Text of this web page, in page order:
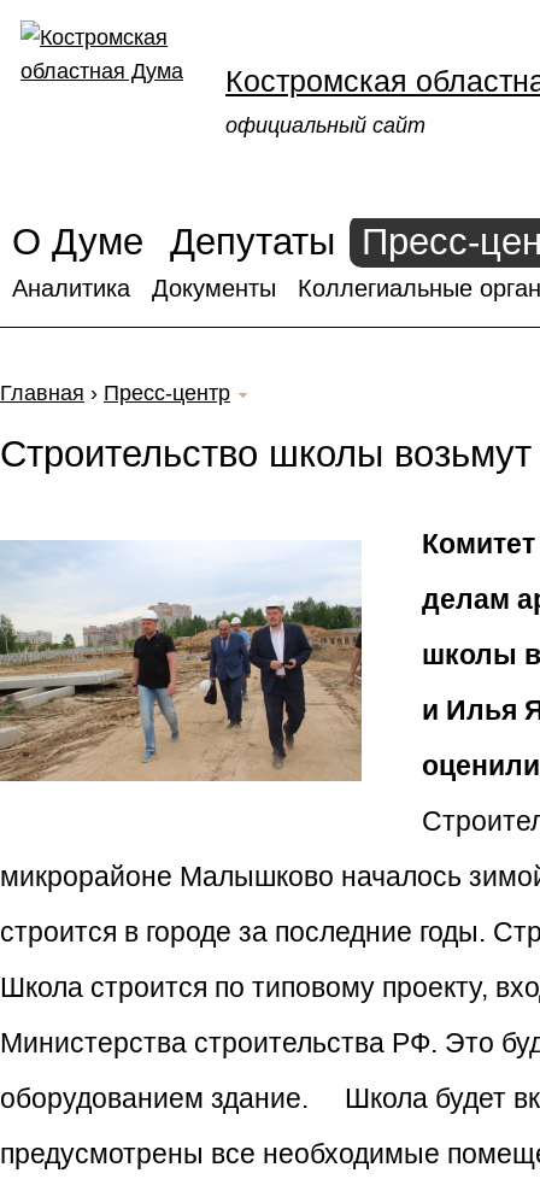
Костромская
официальный сайт
О Думе Депутаты Пресс-
Аналитика Документы Коллегиальные
Главная › Пресс-центр
Строительство школы
делам
школы
и Илья
микрорайоне Малышково началось
строится в городе за последние годы.
Школа строится по типовому проекту,
Министерства строительства РФ. Это
оборудованием здание. Школа будет
предусмотрены все необходимые